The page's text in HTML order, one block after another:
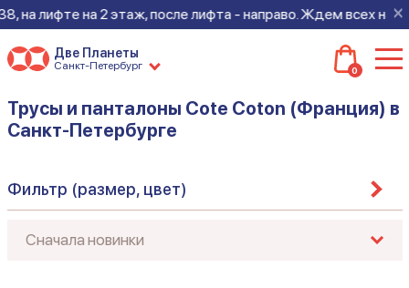
×
лифте на 2 этаж, после лифта - направо. Ждем всех на
Две Планеты
Санкт-Петербург 0
Трусы и панталоны Cote Coton (Франция) в
Санкт-Петербурге
Фильтр (размер, цвет)